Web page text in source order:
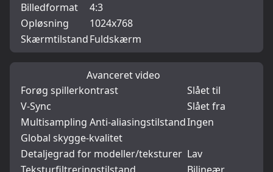
Billedformat
4:3
Opløsning
1024x768
SkærmtilstandFuldskærm
Avanceret video
Forøg spillerkontrast
Slået til
V-Sync
Slået fra
Multisampling Anti-aliasingstilstandIngen
Global skygge-kvalitet
Detaljegrad for modeller/teksturer Lav